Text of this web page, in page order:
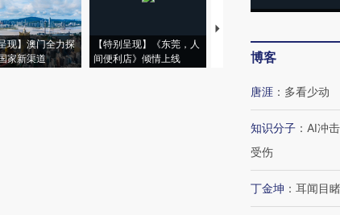
现】澳门全力探
家新渠道
【特别呈现】《东莞，人
间便利店》倾情上线
【推广】走进第四届链博
会，让数智科技“链”接产
博客
唐涯 ： 多看少动
知识分子 ： AI冲
受伤
丁金坤 ： 耳闻目